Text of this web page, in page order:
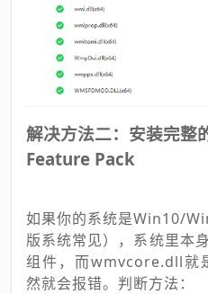
解决方法二：安装完
Feature Pack
如果你的系统是Win10/
版系统常见），系统里
组件，而wmvcore.dll就
然就会报错。判断方法：